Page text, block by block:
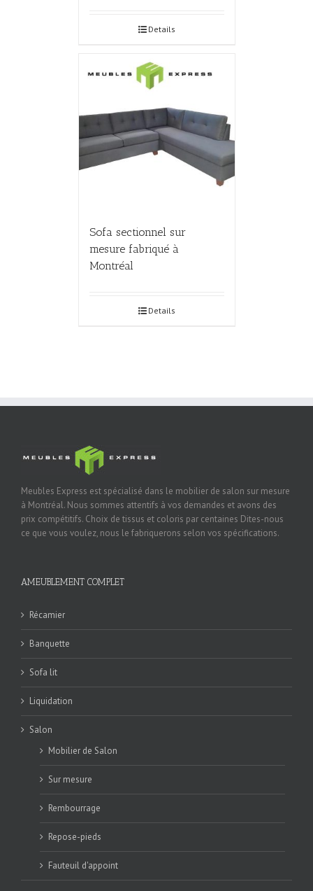
Details
Sofa sectionnel sur
mesure fabriqué à
Montréal
Details
Meubles Express est spécialisé dans le mobilier de salon sur mesure
à Montréal. Nous sommes attentifs à vos demandes et avons des
prix compétitifs. Choix de tissus et coloris par centaines Dites-nous
ce que vous voulez, nous le fabriquerons selon vos spécifications.
AMEUBLEMENT COMPLET
Récamier
Banquette
Sofa lit
Liquidation
Salon
Mobilier de Salon
Sur mesure
Rembourrage
Repose-pieds
Fauteuil d'appoint